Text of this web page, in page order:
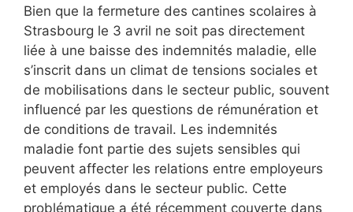
Bien que la fermeture des cantines scolaires à
Strasbourg le 3 avril ne soit pas directement
liée à une baisse des indemnités maladie, elle
s’inscrit dans un climat de tensions sociales et
de mobilisations dans le secteur public, souvent
influencé par les questions de rémunération et
de conditions de travail. Les indemnités
maladie font partie des sujets sensibles qui
peuvent affecter les relations entre employeurs
et employés dans le secteur public. Cette
problématique a été récemment couverte dans